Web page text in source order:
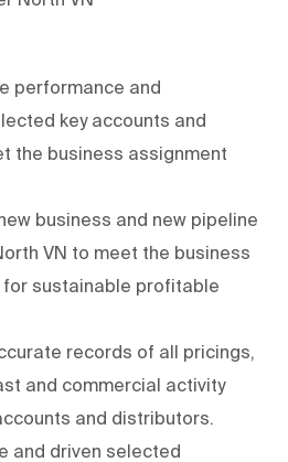
performance and
key accounts and
the business assignment
business and new pipeline
VN to meet the business
sustainable profitable
records of all pricings,
and commercial activity
and distributors.
and driven selected